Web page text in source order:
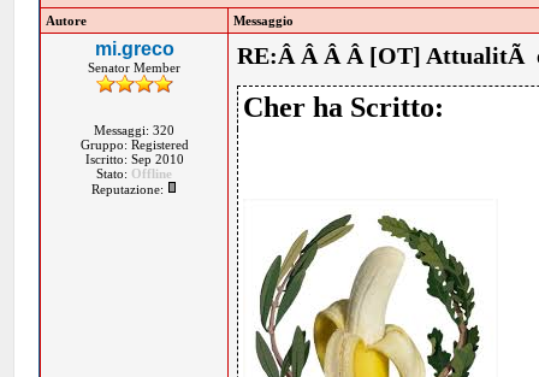
Autore Messaggio
mi.greco
Senator Member
Messaggi: 320
Gruppo: Registered
Iscritto: Sep 2010
Stato: Offline
Reputazione:
RE:Â Â Â Â [OT] AttualitÃ
Cher ha Scritto: